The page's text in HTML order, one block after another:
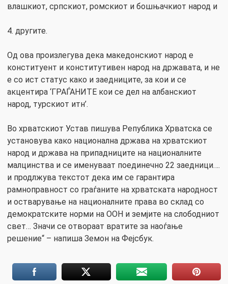
влашкиот, српскиот, ромскиот и бошњачкиот народ и
4. другите.
Од ова произлегува дека македонскиот народ е
конституент и конститутивен народ на државата, и не
е со ист статус како и заедниците, за кои и се
акцентира ‘ГРАЃАНИТЕ кои се дел на албанскиот
народ, турскиот итн’.
Во хрватскиот Устав пишува Република Хрватска се
установува како национална држава на хрватскиот
народ и држава на припадниците на националните
малцинства и се именуваат поединечно 22 заедници….
и продлжува текстот дека им се гарантира
рамноправност со граѓаните на хрватската народност
и остварување на националните права во склад со
демократските норми на ООН и земјите на слободниот
свет… Значи се отвораат вратите за наоѓање
решение“ – напиша Земон на Фејсбук.